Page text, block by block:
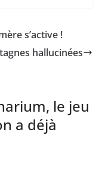
s’active !
hallucinées
le jeu
a déjà